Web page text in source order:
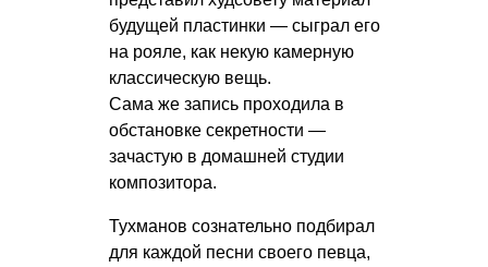
будущей пластинки — сыграл его
на рояле, как некую камерную
классическую вещь.
Сама же запись проходила в
обстановке секретности —
зачастую в домашней студии
композитора.
Тухманов сознательно подбирал
для каждой песни своего певца,